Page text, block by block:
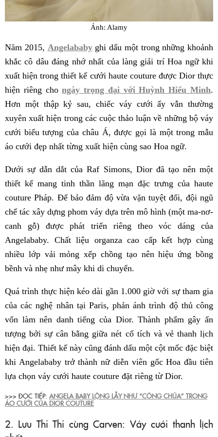
Ảnh: Alamy
Năm 2015, Angelababyghi dấu một trong những khoảnh
khắc cô dâu đáng nhớ nhất của làng giải trí Hoa ngữ khi
xuất hiện trong thiết kế cưới haute couture được Dior thực
hiện riêng chongày trọng đại với Huỳnh Hiểu Minh.
Hơn một thập kỷ sau, chiếc váy cưới ấy vẫn thường
xuyên xuất hiện trong các cuộc thảo luận về những bộ váy
cưới biểu tượng của châu Á, được gọi là một trong mẫu
áo cưới đẹp nhất từng xuất hiện cùng sao Hoa ngữ.
Dưới sự dẫn dắt của Raf Simons, Dior đã tạo nên một
thiết kế mang tinh thần lãng mạn đặc trưng của haute
couture Pháp. Để bảo đảm độ vừa vặn tuyệt đối, đội ngũ
chế tác xây dựng phom váy dựa trên mô hình (một ma-nơ-
canh gỗ) được phát triển riêng theo vóc dáng của
Angelababy. Chất liệu organza cao cấp kết hợp cùng
nhiều lớp vải mỏng xếp chồng tạo nên hiệu ứng bồng
bềnh và nhẹ như mây khi di chuyển.
Quá trình thực hiện kéo dài gần 1.000 giờ với sự tham gia
của các nghệ nhân tại Paris, phản ánh trình độ thủ công
vốn làm nên danh tiếng của Dior. Thành phẩm gây ấn
tượng bởi sự cân bằng giữa nét cổ tích và vẻ thanh lịch
hiện đại. Thiết kế này cũng đánh dấu một cột mốc đặc biệt
khi Angelababy trở thành nữ diễn viên gốc Hoa đầu tiên
lựa chọn váy cưới haute couture đặt riêng từ Dior.
>>> ĐỌC TIẾP: ANGELA BABY LỘNG LẪY NHƯ “CÔNG CHÚA” TRONG
ÁO CƯỚI CỦA DIOR COUTURE
2. Lưu Thi Thi cùng Carven: Váy cưới thanh lịch